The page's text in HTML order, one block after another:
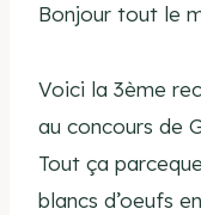
Bonjour tout le
Voici la 3ème
au concours de
Tout ça
blancs d’oeufs